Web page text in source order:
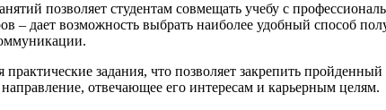
позволяет студентам совмещать учебу с
– дает возможность выбрать наиболее удобный способ
задания, что позволяет закрепить
отвечающее его интересам и карьерным целям.